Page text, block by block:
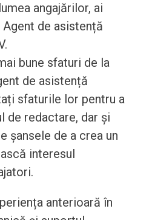
angajărilor, ai
de asistență
bune sfaturi de la
de asistență
sfaturile lor pentru a
de redactare, dar și
șansele de a crea un
interesul
anterioară în